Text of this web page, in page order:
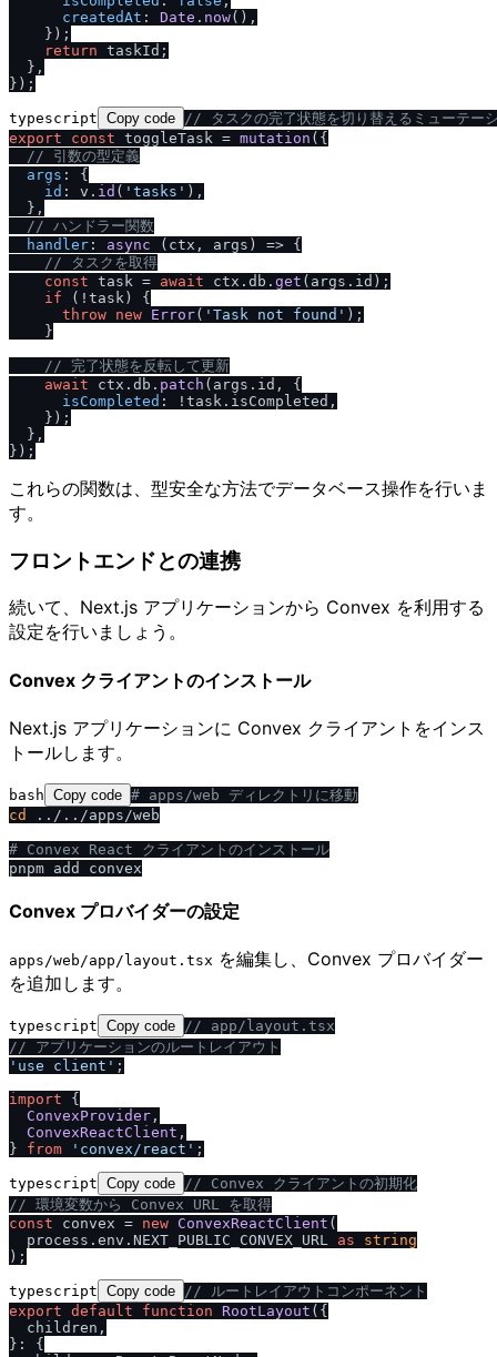
createdAt : Date . now(),
    });
return taskId;
  },
typescript Copy code / / タスクの完了状態を切り替えるミューテー
export
const toggleTask = mutation ({
/ / 引数の型定義
args : {
id : v. id ( 'tasks' ),
  },
/ / ハンドラー関数
handler : async (ctx, args) => {
/ / タスクを取得
const task = await ctx. db . get (args. id );
if (!task) {
throw new Error( 'Task not found' );
    }
/ / 完了状態を反転して更新
await ctx. db . patch (args. id , {
isCompleted : !task. isCompleted ,
    });
  },
これらの関数は、型安全な方法でデータベース操作を行いま
す。
フロントエンドとの連携
続いて、Next.js アプリケーションから Convex を利用する
設定を行いましょう。
Convex クライアントのインストール
Next.js アプリケーションに Convex クライアントをインス
トールします。
bash Copy code # apps /web ディレクトリに移動
cd
../../apps/web
# Convex React クライアントのインストール
Convex プロバイダーの設定
apps​/​web​/​app​/​layout.tsx を編集し、Convex プロバイダー
を追加します。
typescript Copy code // app/ layout.tsx
// アプリケーションのルートレイアウト
'use client' ;
import {
ConvexProvider ,
ConvexReactClient ,
} from 'convex/ react'
typescript Copy code // Convex クライアントの初期化
// 環境変数から Convex URL を取得
const convex = new ConvexReactClient (
  process.
env . NEXT_PUBLIC_CONVEX_URL as
string
typescript Copy code // ルートレイアウトコンポーネント
export default function RootLayout ( {
  children,
}: {